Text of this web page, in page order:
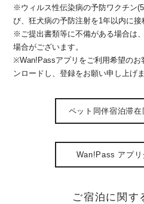
※ウィルス性伝染病の予防ワクチン
び、狂犬病の予防注射を1年以内に接
※ご提出書類等に不備がある場合は
場合がございます。
※Wan!Passアプリをご利用希望のお
ンロードし、登録をお願い申し上げま
ペット同伴宿泊滞
Wan!Pass アプリ
ご宿泊に関す